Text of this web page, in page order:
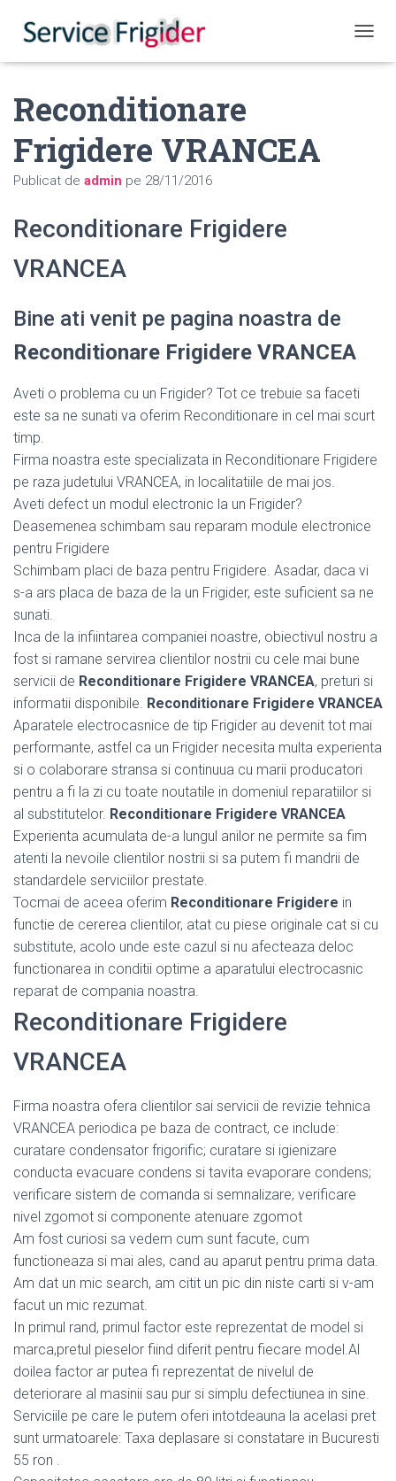
Reconditionare
Frigidere VRANCEA
Publicat de admin pe 28/11/2016
Reconditionare Frigidere
VRANCEA
Bine ati venit pe pagina noastra de
Reconditionare Frigidere VRANCEA
Aveti o problema cu un Frigider? Tot ce trebuie sa faceti
este sa ne sunati va oferim Reconditionare in cel mai scurt
timp.
Firma noastra este specializata in Reconditionare Frigidere
pe raza judetului VRANCEA, in localitatiile de mai jos.
Aveti defect un modul electronic la un Frigider?
Deasemenea schimbam sau reparam module electronice
pentru Frigidere
Schimbam placi de baza pentru Frigidere. Asadar, daca vi
s-a ars placa de baza de la un Frigider, este suficient sa ne
sunati.
Inca de la infiintarea companiei noastre, obiectivul nostru a
fost si ramane servirea clientilor nostrii cu cele mai bune
servicii de Reconditionare Frigidere VRANCEA, preturi si
informatii disponibile. Reconditionare Frigidere VRANCEA
Aparatele electrocasnice de tip Frigider au devenit tot mai
performante, astfel ca un Frigider necesita multa experienta
si o colaborare stransa si continuua cu marii producatori
pentru a fi la zi cu toate noutatile in domeniul reparatiilor si
al substitutelor. Reconditionare Frigidere VRANCEA
Experienta acumulata de-a lungul anilor ne permite sa fim
atenti la nevoile clientilor nostrii si sa putem fi mandrii de
standardele serviciilor prestate.
Tocmai de aceea oferim Reconditionare Frigidere in
functie de cererea clientilor, atat cu piese originale cat si cu
substitute, acolo unde este cazul si nu afecteaza deloc
functionarea in conditii optime a aparatului electrocasnic
reparat de compania noastra.
Reconditionare Frigidere
VRANCEA
Firma noastra ofera clientilor sai servicii de revizie tehnica
VRANCEA periodica pe baza de contract, ce include:
curatare condensator frigorific; curatare si igienizare
conducta evacuare condens si tavita evaporare condens;
verificare sistem de comanda si semnalizare; verificare
nivel zgomot si componente atenuare zgomot
Am fost curiosi sa vedem cum sunt facute, cum
functioneaza si mai ales, cand au aparut pentru prima data.
Am dat un mic search, am citit un pic din niste carti si v-am
facut un mic rezumat.
In primul rand, primul factor este reprezentat de model si
marca,pretul pieselor fiind diferit pentru fiecare model.Al
doilea factor ar putea fi reprezentat de nivelul de
deteriorare al masinii sau pur si simplu defectiunea in sine.
Serviciile pe care le putem oferi intotdeauna la acelasi pret
sunt urmatoarele: Taxa deplasare si constatare in Bucuresti
55 ron .